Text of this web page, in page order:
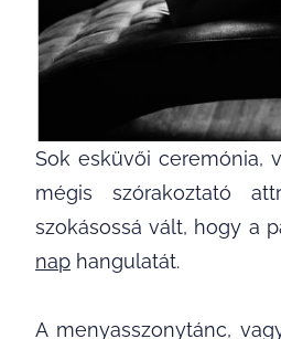
Sok esküvői ceremónia,
mégis szórakoztató
szokásossá vált, hogy a
nap hangulatát.
A menyasszonytánc,